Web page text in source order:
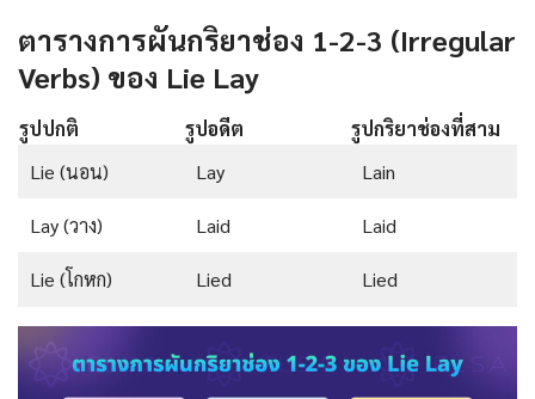
ตารางการผันกริยาช่อง 1-2-3 (Irregular
Verbs) ของ Lie Lay
รูปปกติ รูปอดีต
รูปกริยาช่องที่สาม
Lie (นอน)
Lay Lain
Lay (วาง) Laid Laid
Lie (โกหก) Lied Lied